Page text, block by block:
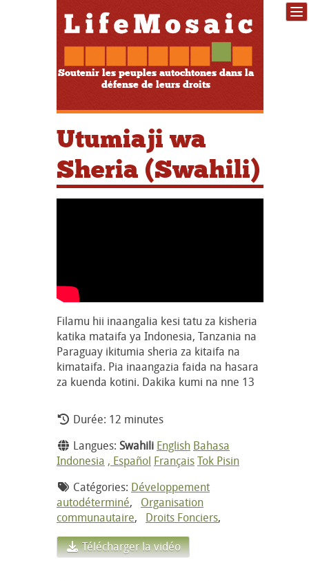
Soutenir les peuples autochtones dans la
défense de leurs droits
Utumiaji wa
Sheria (Swahili)
Filamu hii inaangalia kesi tatu za kisheria
katika mataifa ya Indonesia, Tanzania na
Paraguay ikitumia sheria za kitaifa na
kimataifa. Pia inaangazia faida na hasara
za kuenda kotini. Dakika kumi na nne 13
Durée: 12 minutes
Langues: Swahili English Bahasa
Indonesia , Español FrançaisTok Pisin
Catégories: Développement
autodéterminé, Organisation
communautaire, Droits Fonciers,
Télécharger la vidéo